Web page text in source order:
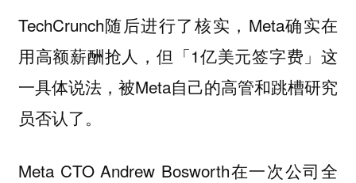
TechCrunch随后进行了核实，Meta确实在
用高额薪酬抢人，但「1亿美元签字费」这
一具体说法，被Meta自己的高管和跳槽研究
员否认了。
Meta CTO Andrew Bosworth在一次公司全